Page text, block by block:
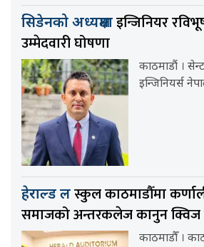
सिडेनको अध्यक्षमाइन्जिनियर
उम्मेदवारी घोषणा
काठमाडौं ।
इन्जिनियर्स
हेराल्ड लस्कुल काठमाडौँमा
समाजको अन्तरकलेज कानुन क्विज
काठमाडौँ ।